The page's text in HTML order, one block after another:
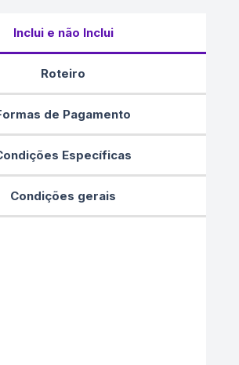
Inclui e não Inclui
Roteiro
de Pagamento
Específicas
Condições gerais